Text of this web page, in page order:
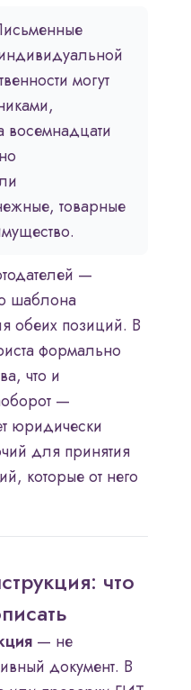
могут
восемнадцати
товарные
—
шаблона
обеих позиций. В
формально
что и
—
юридически
для принятия
которые от него
что
— не
документ. В